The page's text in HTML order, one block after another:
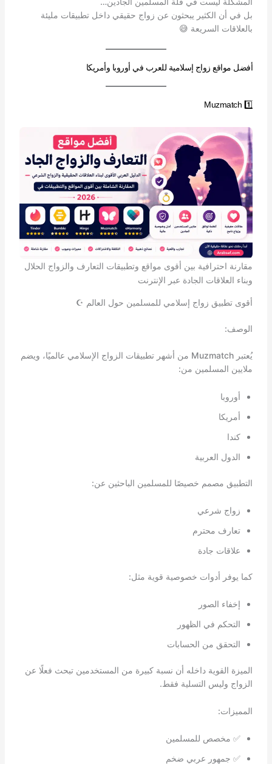
بل في أن الكثير يبحثون عن زواج حقيقي داخل تطبيقات مليئة
بالعلاقات السريعة 😅
أفضل مواقع زواج إسلامية للعرب في أوروبا وأمريكا
1️⃣ Muzmatch
مقارنة احترافية بين أقوى مواقع وتطبيقات التعارف والزواج الحلال
وبناء العلاقات الجادة عبر الإنترنت
أقوى تطبيق زواج إسلامي للمسلمين حول العالم ☪️
الوصف:
يُعتبر Muzmatch من أشهر تطبيقات الزواج الإسلامي عالميًا، ويضم
ملايين المسلمين من:
أوروبا
أمريكا
كندا
الدول العربية
التطبيق مصمم خصيصًا للمسلمين الباحثين عن:
زواج شرعي
تعارف محترم
علاقات جادة
كما يوفر أدوات خصوصية قوية مثل:
إخفاء الصور
التحكم في الظهور
التحقق من الحسابات
الميزة القوية داخله أن نسبة كبيرة من المستخدمين تبحث فعلًا عن
الزواج وليس التسلية فقط.
المميزات:
✅ مخصص للمسلمين
✅ جمهور عربي ضخم